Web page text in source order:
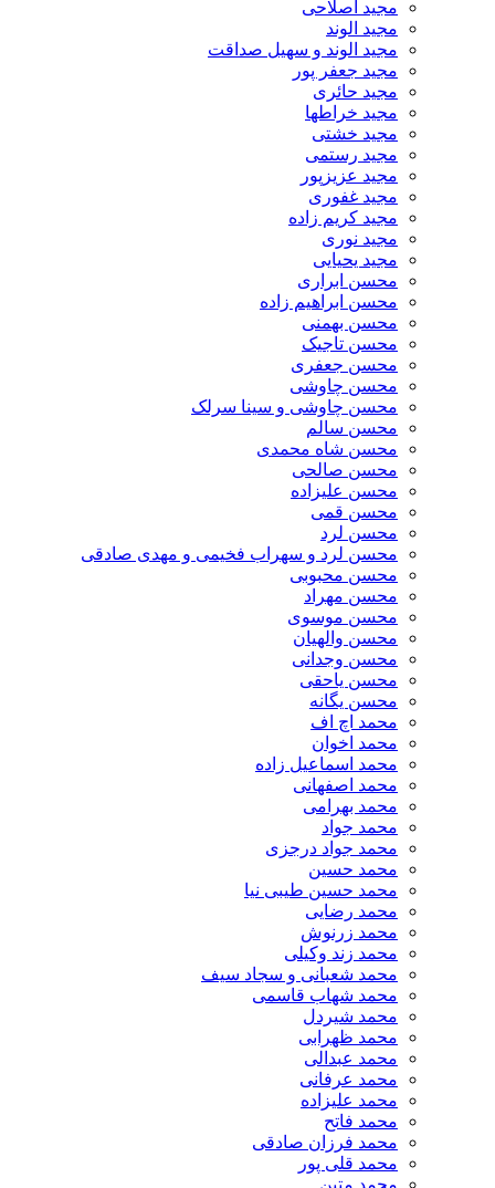
مجید اصلاحی
مجید الوند‎
مجید الوند و سهیل صداقت
مجید جعفر پور
مجید حائری
مجید خراطها
مجید خشتی
مجید رستمی
مجید عزیزپور
مجید غفوری
مجید کریم زاده
مجید نوری
مجید یحیایی
محسن ابراری
محسن ابراهیم زاده
محسن بهمنی
محسن تاجیک
محسن جعفری
محسن چاوشی
محسن چاوشی و سینا سرلک
محسن سالم
محسن شاه محمدی
محسن صالحی
محسن علیزاده
محسن قمی
محسن لرد
محسن لرد و سهراب فخیمی و مهدی صادقی
محسن محبوبی
محسن مهراد
محسن موسوی
محسن والهیان
محسن وجدانی
محسن یاحقی
محسن یگانه
محمد اچ اف
محمد اخوان
محمد اسماعیل زاده
محمد اصفهانی
محمد بهرامی
محمد جواد
محمد جواد درجزی
محمد حسین
محمد حسین طیبی نیا
محمد رضایی
محمد زرنوش
محمد زند وکیلی
محمد شعبانی و سجاد سیف
محمد شهاب قاسمی
​محمد شیردل
محمد ظهرابی
محمد عبدالی
محمد عرفانی
محمد علیزاده
محمد فاتح
محمد فرزان صادقی
محمد قلی پور
محمد متین